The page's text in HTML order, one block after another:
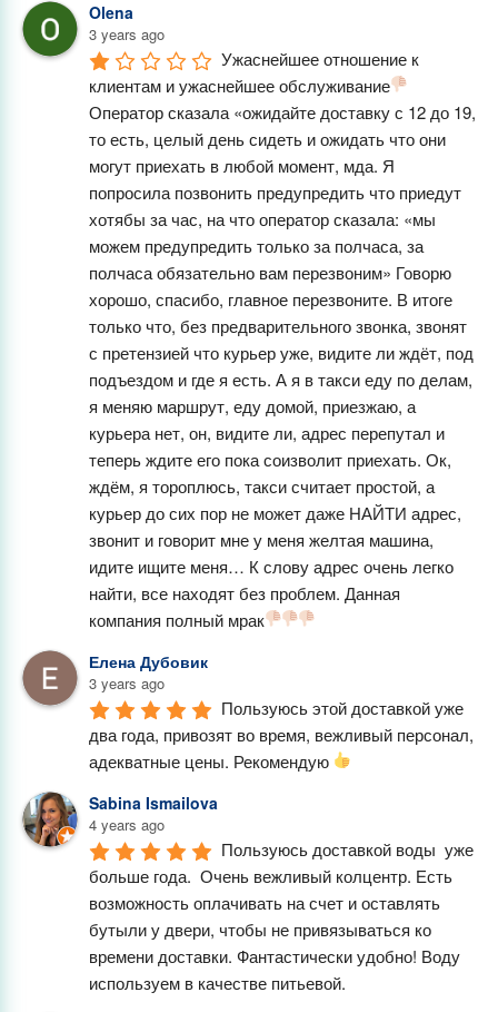
Olena
3 years ago
Ужаснейшее отношение к
клиентам и ужаснейшее обслуживание
Оператор сказала «ожидайте доставку с 12 до 19,
то есть, целый день сидеть и ожидать что они
могут приехать в любой момент, мда. Я
попросила позвонить предупредить что приедут
хотябы за час, на что оператор сказала: «мы
можем предупредить только за полчаса, за
полчаса обязательно вам перезвоним» Говорю
хорошо, спасибо, главное перезвоните. В итоге
только что, без предварительного звонка, звонят
с претензией что курьер уже, видите ли ждёт, под
подъездом и где я есть. А я в такси еду по делам,
я меняю маршрут, еду домой, приезжаю, а
курьера нет, он, видите ли, адрес перепутал и
теперь ждите его пока соизволит приехать. Ок,
ждём, я тороплюсь, такси считает простой, а
курьер до сих пор не может даже НАЙТИ адрес,
звонит и говорит мне у меня желтая машина,
идите ищите меня… К слову адрес очень легко
найти, все находят без проблем. Данная
компания полный мрак
Елена Дубовик
3 years ago
Пользуюсь этой доставкой уже
два года, привозят во время, вежливый персонал,
адекватные цены. Рекомендую
Sabina Ismailova
4 years ago
Пользуюсь доставкой воды  уже
больше года.  Очень вежливый колцентр. Есть
возможность оплачивать на счет и оставлять
бутыли у двери, чтобы не привязываться ко
времени доставки. Фантастически удобно! Воду
используем в качестве питьевой.